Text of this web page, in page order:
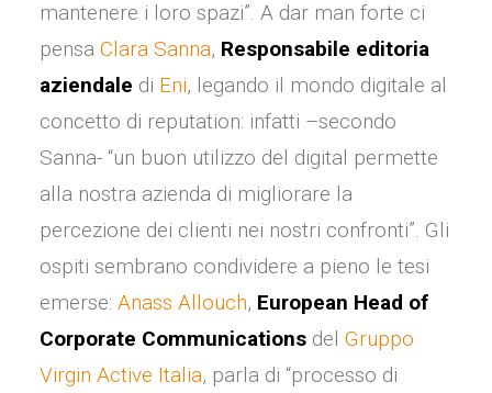
mantenere i loro spazi”. A dar man forte ci
pensa Clara Sanna, Responsabile editoria
aziendale di Eni, legando il mondo digitale al
concetto di reputation: infatti –secondo
Sanna- “un buon utilizzo del digital permette
alla nostra azienda di migliorare la
percezione dei clienti nei nostri confronti”. Gli
ospiti sembrano condividere a pieno le tesi
emerse: Anass Allouch, European Head of
Corporate Communications del Gruppo
Virgin Active Italia, parla di “processo di